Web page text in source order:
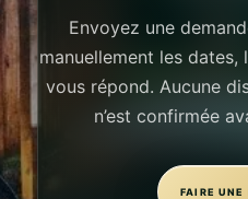
Envoyez une
manuellement les
vous répond. Aucune
n’est confirmée
FAIRE UNE